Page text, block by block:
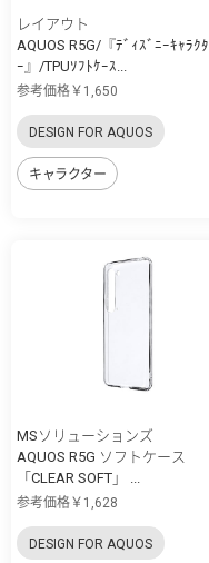
レイアウト
AQUOS R5G/『ﾃﾞｨｽﾞﾆｰｷｬﾗｸﾀ
ｰ』/TPUｿﾌﾄｹｰｽ...
参考価格￥1,650
DESIGN FOR AQUOS
キャラクター
MSソリューションズ
AQUOS R5G ソフトケース
「CLEAR SOFT」 ...
参考価格￥1,628
DESIGN FOR AQUOS